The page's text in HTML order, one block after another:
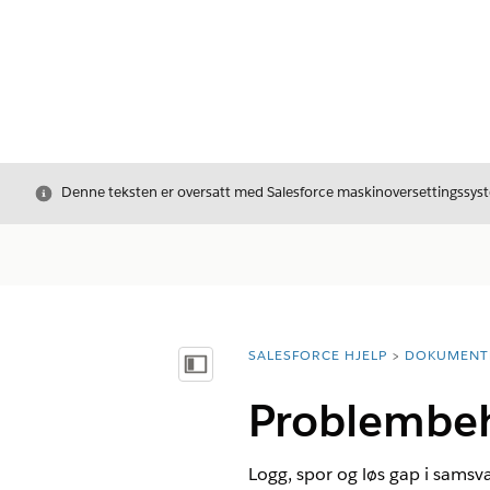
Avslutt
Denne teksten er oversatt med Salesforce
Vis innholdsfortegnelse
Du er her:
SALESFORCE HJELP
Logg, spor og løs gap i